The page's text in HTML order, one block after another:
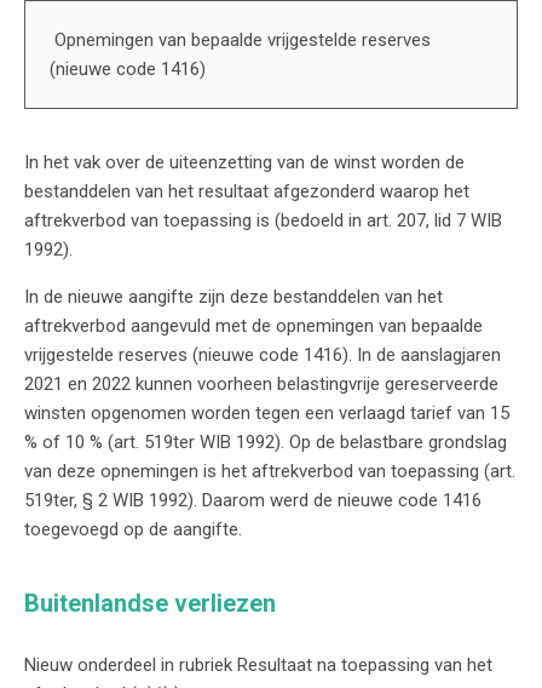
Opnemingen van bepaalde vrijgestelde reserves
(nieuwe code 1416)
In het vak over de uiteenzetting van de winst worden de
bestanddelen van het resultaat afgezonderd waarop het
aftrekverbod van toepassing is (bedoeld in art. 207, lid 7 WIB
1992).
In de nieuwe aangifte zijn deze bestanddelen van het
aftrekverbod aangevuld met de opnemingen van bepaalde
vrijgestelde reserves (nieuwe code 1416). In de aanslagjaren
2021 en 2022 kunnen voorheen belastingvrije gereserveerde
winsten opgenomen worden tegen een verlaagd tarief van 15
% of 10 % (art. 519ter WIB 1992). Op de belastbare grondslag
van deze opnemingen is het aftrekverbod van toepassing (art.
519ter, § 2 WIB 1992). Daarom werd de nieuwe code 1416
toegevoegd op de aangifte.
Buitenlandse verliezen
Nieuw onderdeel in rubriek Resultaat na toepassing van het